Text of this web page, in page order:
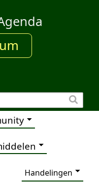
Handelingen